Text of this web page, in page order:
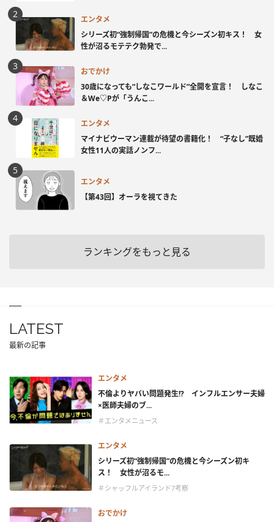
エンタメ
シリーズ初“強制帰国”の危機と今シーズン初キス！ 女
性が沼るモテテク勃発で...
おでかけ
30歳になっても“しなこワールド”全開を宣言！ しなこ
＆We♡Pが「うんこ...
エンタメ
マイナビウーマン連載が待望の書籍化！ “子なし”既婚
女性11人の実話ノンフ...
エンタメ
【第43回】オーラを視てきた
ランキングをもっと見る
LATEST
最新の記事
エンタメ
不倫よりヤバい問題発生!? インフルエンサー夫婦
×医師夫婦のブ...
＃エンタメニュース
エンタメ
シリーズ初“強制帰国”の危機と今シーズン初キ
ス！ 女性が沼るモ...
＃シャッフルアイランド7考察
おでかけ